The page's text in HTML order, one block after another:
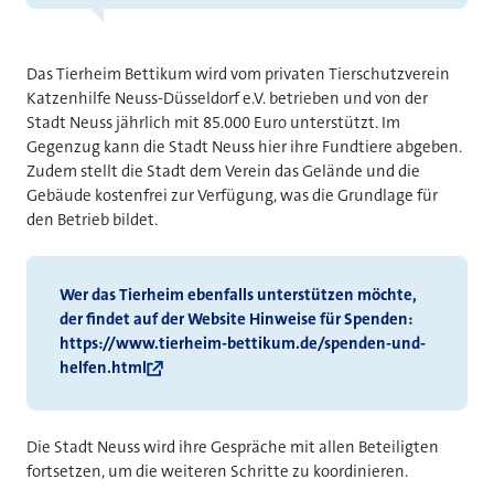
Das Tierheim Bettikum wird vom privaten Tierschutzverein
Katzenhilfe Neuss-Düsseldorf e.V. betrieben und von der
Stadt Neuss jährlich mit 85.000 Euro unterstützt. Im
Gegenzug kann die Stadt Neuss hier ihre Fundtiere abgeben.
Zudem stellt die Stadt dem Verein das Gelände und die
Gebäude kostenfrei zur Verfügung, was die Grundlage für
den Betrieb bildet.
Wer das Tierheim ebenfalls unterstützen möchte,
der findet auf der Website Hinweise für Spenden:
https://www.tierheim-bettikum.de/spenden-und-
helfen.html
Die Stadt Neuss wird ihre Gespräche mit allen Beteiligten
fortsetzen, um die weiteren Schritte zu koordinieren.